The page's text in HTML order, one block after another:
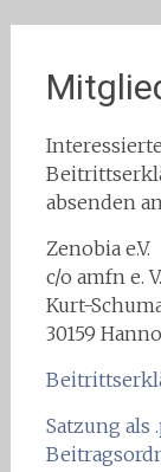
absenden
Zenobia e.V.
c/o amfn e. V.
Kurt-
30159
Satzung als